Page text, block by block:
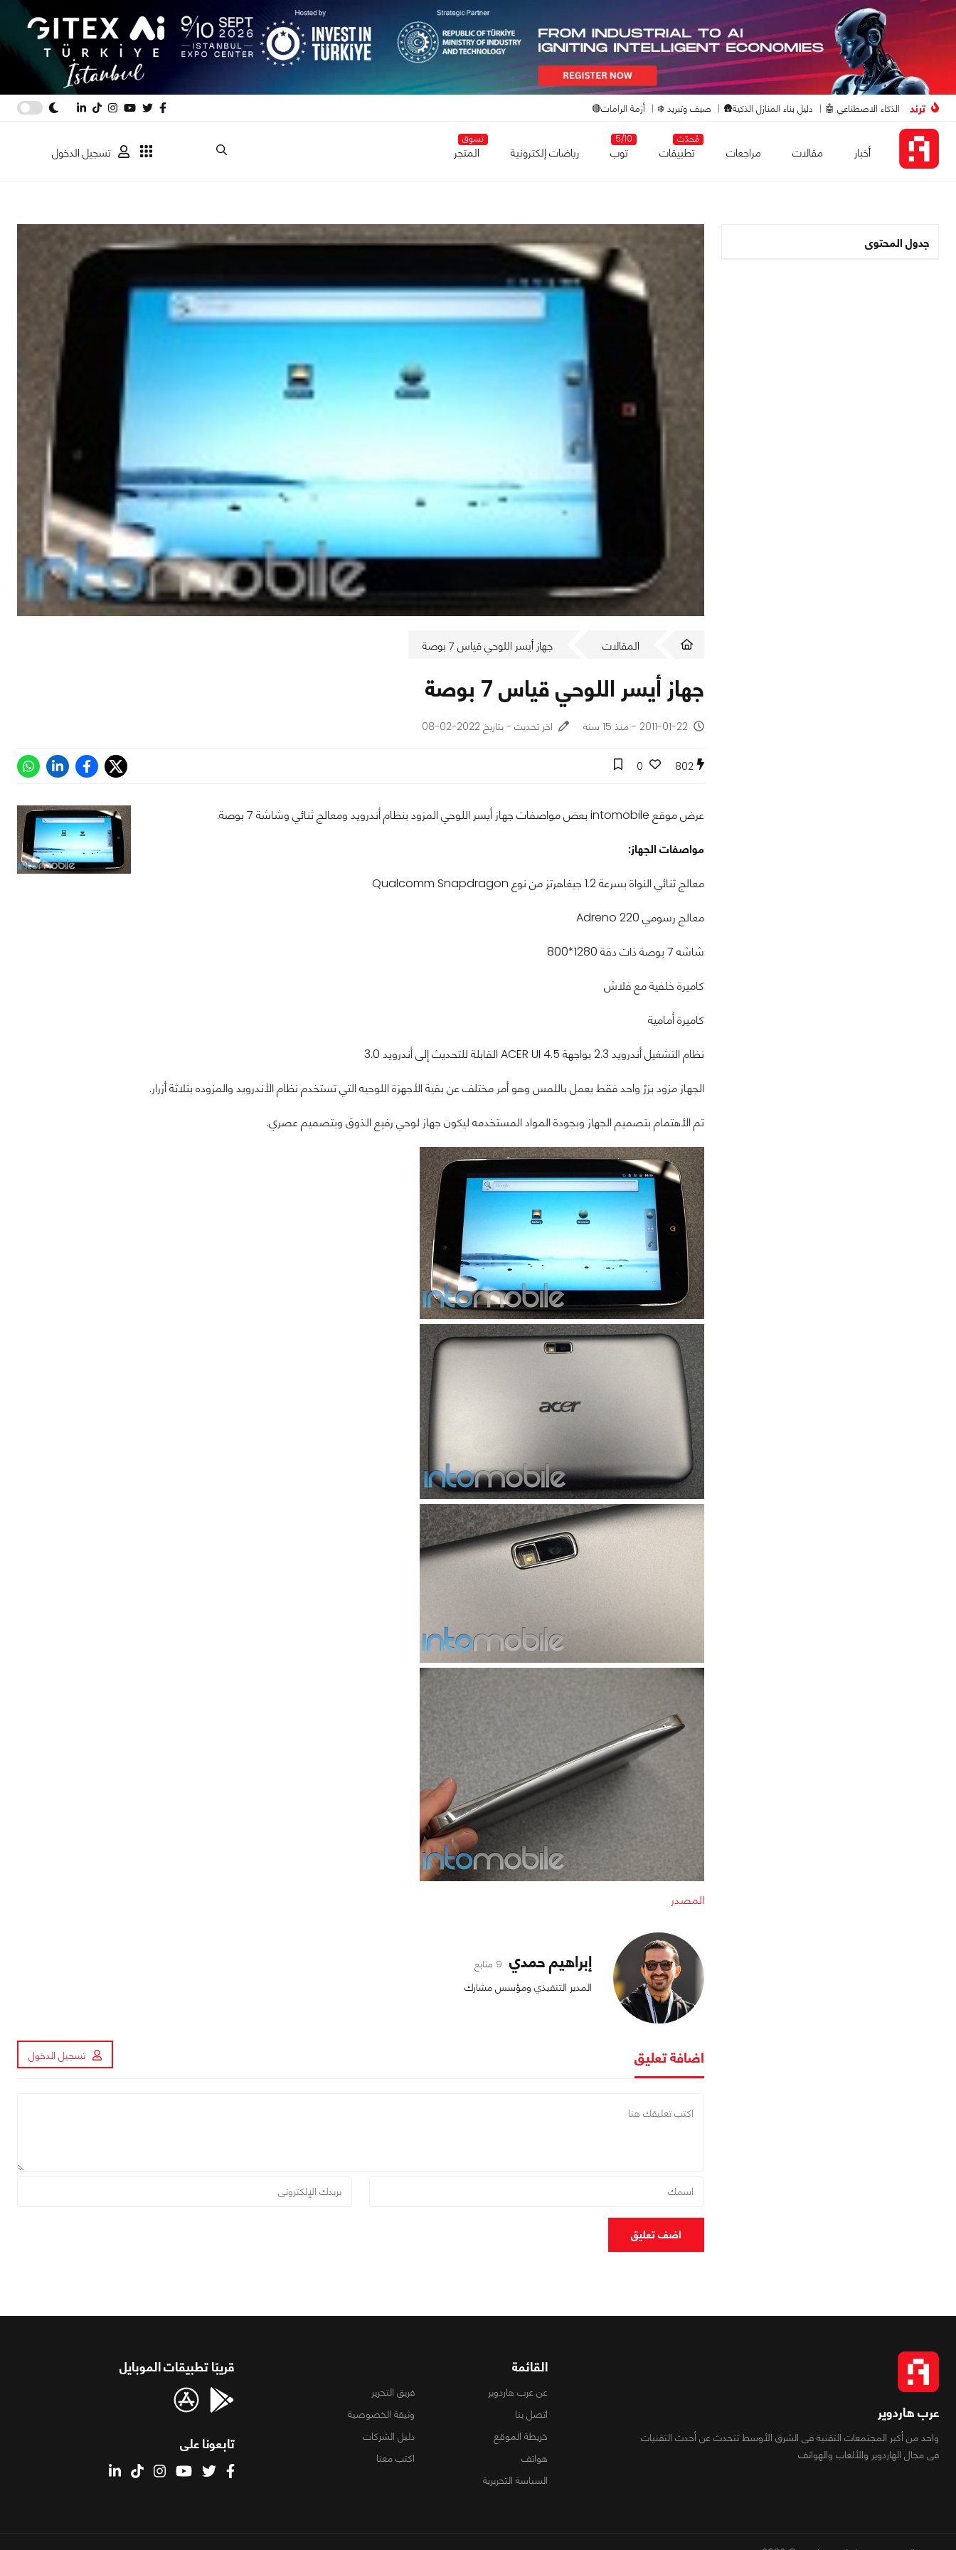
ترند الذكاء الاصطناعي 🤖 دليل بناء المنازل الذكية🛖 صيف وتبريد ❄️ أزمة الرامات🔴
أخبار مقالات مراجعات
مُحدّث
تطبيقات
5/10
توب رياضات إلكترونية
تسوق
المتجر تسجيل الدخول
جدول المحتوى
المقالات جهاز أيسر اللوحي قياس 7 بوصة
جهاز أيسر اللوحي قياس 7 بوصة
2011-01-22 - منذ 15 سنة اخر تحديث - بتاريخ 2022-02-08
802
0
عرض موقع intomobile بعض مواصفات جهاز أيسر اللوحي المزود بنظام أندرويد ومعالج ثنائي وشاشة 7 بوصة.
مواصفات الجهاز:
معالج ثنائي النواة بسرعة 1.2 جيغاهرتز من نوع Qualcomm Snapdragon
معالج رسومي Adreno 220
شاشه 7 بوصة ذات دقة 1280*800
كاميرة خلفية مع فلاش
كاميرة أمامية
نظام التشغيل أندرويد 2.3 بواجهة ACER UI 4.5 القابلة للتحديث إلى أندرويد 3.0
الجهاز مزود بزرّ واحد فقط يعمل باللمس وهو أمر مختلف عن بقية الأجهزة اللوحيه التي تستخدم نظام الأندرويد والمزوده بثلاثة أزرار.
تم الأهتمام بتصميم الجهاز وبجودة المواد المستخدمه ليكون جهاز لوحي رفيع الذوق وبتصميم عصري.
المصدر
إبراهيم حمدي 9 متابع
المدير التنفيذي ومؤسس مشارك
اضافة تعليق تسجيل الدخول
اضف تعليق
عرب هاردوير
واحد من أكبر المجتمعات التقنية فى الشرق الأوسط تتحدث عن أحدث التقنيات
فى مجال الهاردوير والألعاب والهواتف
القائمة
عن عرب هاردوير
فريق التحرير
اتصل بنا
وثيقة الخصوصية
خريطة الموقع
دليل الشركات
هواتف
اكتب معنا
السياسة التحريرية
قريبًا تطبيقات الموبايل
تابعونا على